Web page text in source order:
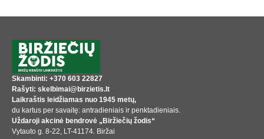
Skambinti: +370 603 22827
Rašyti: skelbimai@birzietis.lt
Laikraštis leidžiamas nuo 1945 metų,
du kartus per savaitę: antradieniais ir penktadieniais.
Uždaroji akcinė bendrovė „Biržiečių žodis“
Vytauto g. 8-22, LT-41174. Biržai